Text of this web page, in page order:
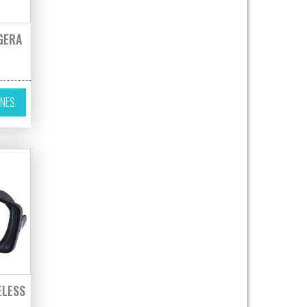
en la página de producto
Las opciones se pueden elegir en la página de producto
Este producto tiene múltiples variantes. Las opciones se pueden